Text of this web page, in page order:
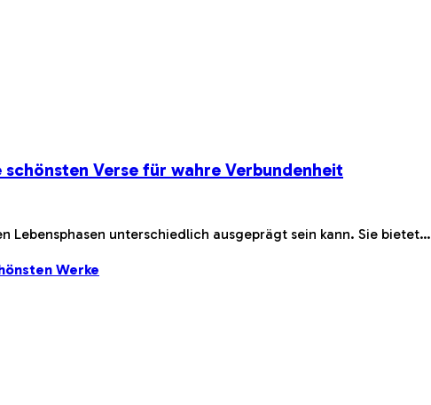
Verse für wahre Verbundenheit
Lebensphasen unterschiedlich ausgeprägt sein kann. Sie bietet…
Werke